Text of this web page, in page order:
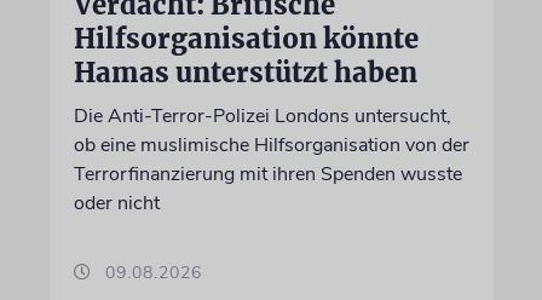
Hilfsorganisation könnte
Hamas unterstützt haben
Die Anti-Terror-Polizei Londons untersucht,
ob eine muslimische Hilfsorganisation von der
Terrorfinanzierung mit ihren Spenden wusste
oder nicht
09.08.2026